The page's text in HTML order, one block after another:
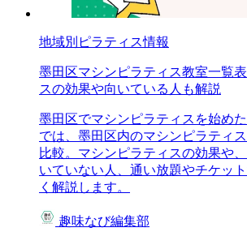
地域別ピラティス情報
墨田区マシンピラティス教室一覧
スの効果や向いている人も解説
墨田区でマシンピラティスを始め
では、墨田区内のマシンピラティ
比較。マシンピラティスの効果や
いていない人、通い放題やチケッ
く解説します。
趣味なび編集部